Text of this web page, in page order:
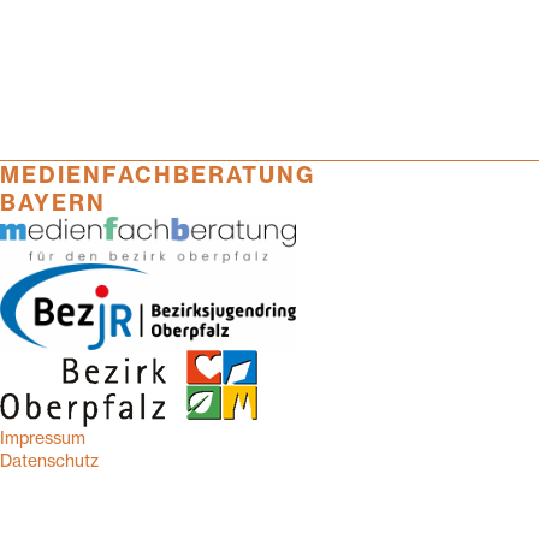
MEDIENFACHBERATUNG
BAYERN
Impressum
Datenschutz